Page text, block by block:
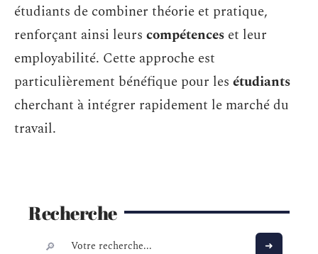
étudiants de combiner théorie et pratique,
renforçant ainsi leurs compétences et leur
employabilité. Cette approche est
particulièrement bénéfique pour les étudiants
cherchant à intégrer rapidement le marché du
travail.
Recherche